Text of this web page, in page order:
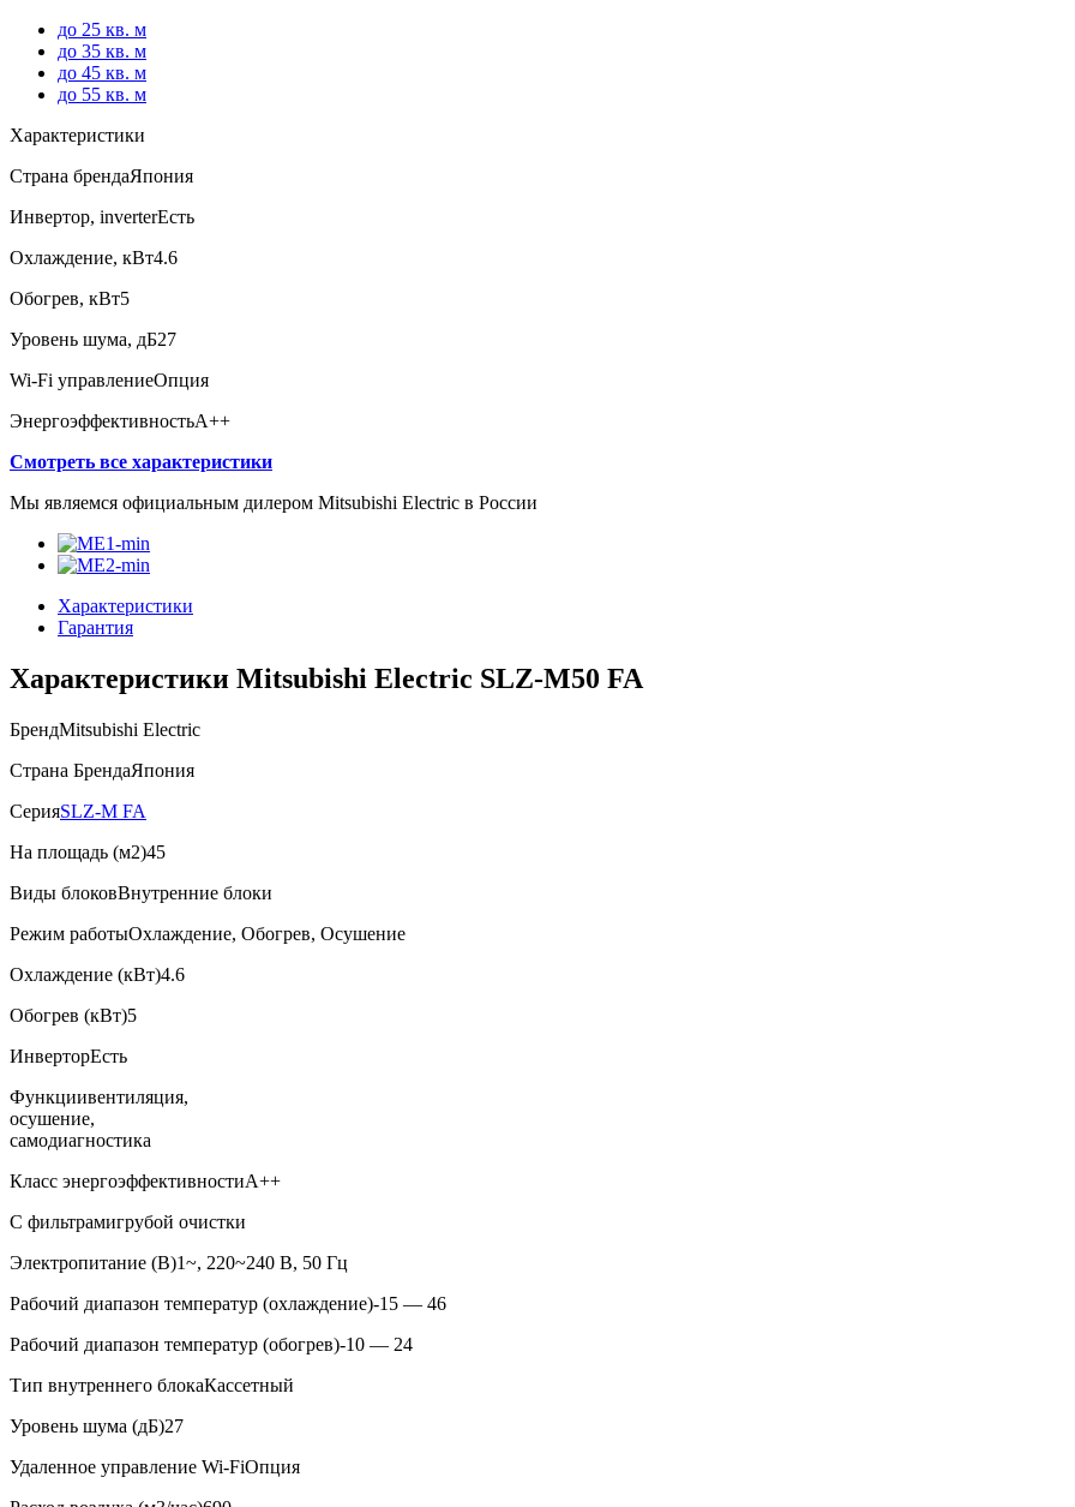
до 25 кв. м
до 35 кв. м
до 45 кв. м
до 55 кв. м
Характеристики
Страна брендаЯпония
Инвертор, inverterЕсть
Охлаждение, кВт4.6
Обогрев, кВт5
Уровень шума, дБ27
Wi-Fi управлениеОпция
ЭнергоэффективностьA++
Смотреть все характеристики
Мы являемся официальным дилером Mitsubishi Electric в России
Характеристики
Гарантия
Характеристики Mitsubishi Electric SLZ-M50 FA
БрендMitsubishi Electric
Страна БрендаЯпония
СерияSLZ-M FA
На площадь (м2)45
Виды блоковВнутренние блоки
Режим работыОхлаждение, Обогрев, Осушение
Охлаждение (кВт)4.6
Обогрев (кВт)5
ИнверторЕсть
Функциивентиляция,
осушение,
самодиагностика
Класс энергоэффективностиA++
С фильтрамигрубой очистки
Электропитание (В)1~, 220~240 В, 50 Гц
Рабочий диапазон температур (охлаждение)-15 — 46
Рабочий диапазон температур (обогрев)-10 — 24
Тип внутреннего блокаКассетный
Уровень шума (дБ)27
Удаленное управление Wi-FiОпция